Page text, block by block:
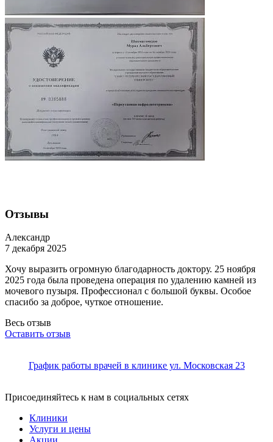
Отзывы
Александр
7 декабря 2025
Хочу выразить огромную благодарность доктору. 25 ноября
2025 года была проведена операция по удалению камней из
мочевого пузыря. Профессионал с большой буквы. Особое
спасибо за доброе, чуткое отношение.
Весь отзыв
Оставить отзыв
График работы врачей в клинике ул. Московская 23
Присоединяйтесь к нам в социальных сетях
Клиники
Услуги и цены